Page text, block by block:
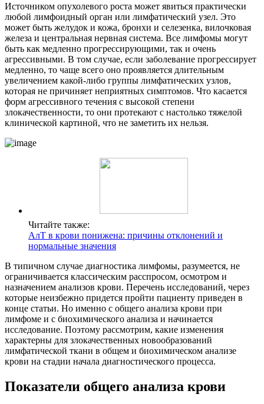
Источником опухолевого роста может явиться практически
любой лимфоидный орган или лимфатический узел. Это
может быть желудок и кожа, бронхи и селезенка, вилочковая
железа и центральная нервная система. Все лимфомы могут
быть как медленно прогрессирующими, так и очень
агрессивными. В том случае, если заболевание прогрессирует
медленно, то чаще всего оно проявляется длительным
увеличением какой-либо группы лимфатических узлов,
которая не причиняет неприятных симптомов. Что касается
форм агрессивного течения с высокой степени
злокачественности, то они протекают с настолько тяжелой
клинической картиной, что не заметить их нельзя.
Читайте также:
АлТ в крови понижена: причины отклонений и
нормальные значения
В типичном случае диагностика лимфомы, разумеется, не
ограничивается классическим расспросом, осмотром и
назначением анализов крови. Перечень исследований, через
которые неизбежно придется пройти пациенту приведен в
конце статьи. Но именно с общего анализа крови при
лимфоме и с биохимического анализа и начинается
исследование. Поэтому рассмотрим, какие изменения
характерны для злокачественных новообразований
лимфатической ткани в общем и биохимическом анализе
крови на стадии начала диагностического процесса.
Показатели общего анализа крови